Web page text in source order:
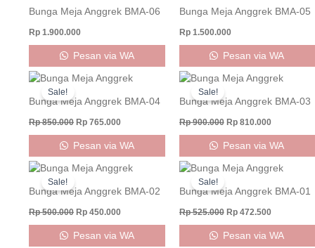
Bunga Meja Anggrek BMA-06
Rp 1.900.000
Pesan via WA
Bunga Meja Anggrek BMA-05
Rp1.500.000
Pesan via WA
Sale!
Bunga Meja Anggrek BMA-04
Rp850.000
Original
was:
Rp 850.000.
Rp 765.000
Current
is:
Pesan via WA
Sale!
Bunga Meja Anggrek BMA-03
Rp900.000
Original
was:
Rp 900.000.
Rp810.000
Current
is:
Pesan via WA
Sale!
Bunga Meja Anggrek BMA-02
Rp500.000
Original
was:
Rp 500.000.
Rp 450.000
Current
is:
Pesan via WA
Sale!
Bunga Meja Anggrek BMA-01
Rp525.000
Original
was:
Rp 525.000.
Rp472.500
Current
is:
Pesan via WA